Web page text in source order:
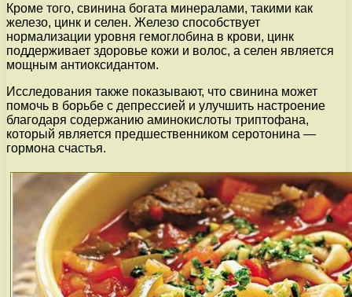
Кроме того, свинина богата минералами, такими как
железо, цинк и селен. Железо способствует
нормализации уровня гемоглобина в крови, цинк
поддерживает здоровье кожи и волос, а селен является
мощным антиоксидантом.
Исследования также показывают, что свинина может
помочь в борьбе с депрессией и улучшить настроение
благодаря содержанию аминокислоты триптофана,
который является предшественником серотонина —
гормона счастья.